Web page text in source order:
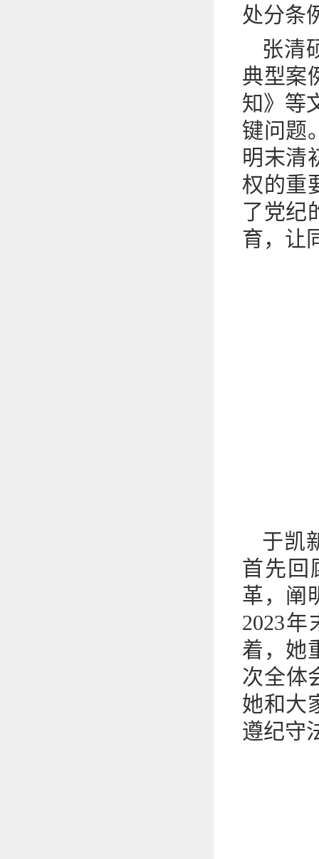
处分条
张清
典型案
知》等
键问题
明末清
权的重
了党纪
育，让
于凯
首先回
革，阐
2023
着，她
次全体
她和大
遵纪守